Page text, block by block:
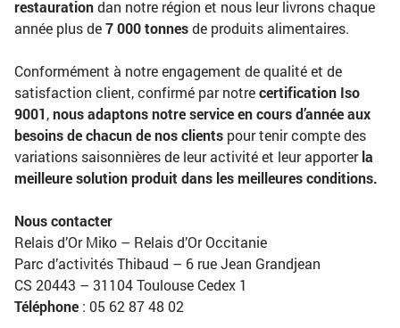
restaurationdan notre région et nous leur livrons chaque
année plus de7 000 tonnesde produits alimentaires.
Conformément à notre engagement de qualité et de
satisfaction client, confirmé par notrecertification Iso
9001,nous adaptons notre service en cours d’année aux
besoins de chacun de nos clients pour tenir compte des
variations saisonnières de leur activité et leur apporterla
meilleure solution produit dans les meilleures conditions.
Nous contacter
Relais d’Or Miko – Relais d’Or Occitanie
Parc d’activités Thibaud – 6 rue Jean Grandjean
CS 20443 – 31104 Toulouse Cedex 1
Téléphone : 05 62 87 48 02